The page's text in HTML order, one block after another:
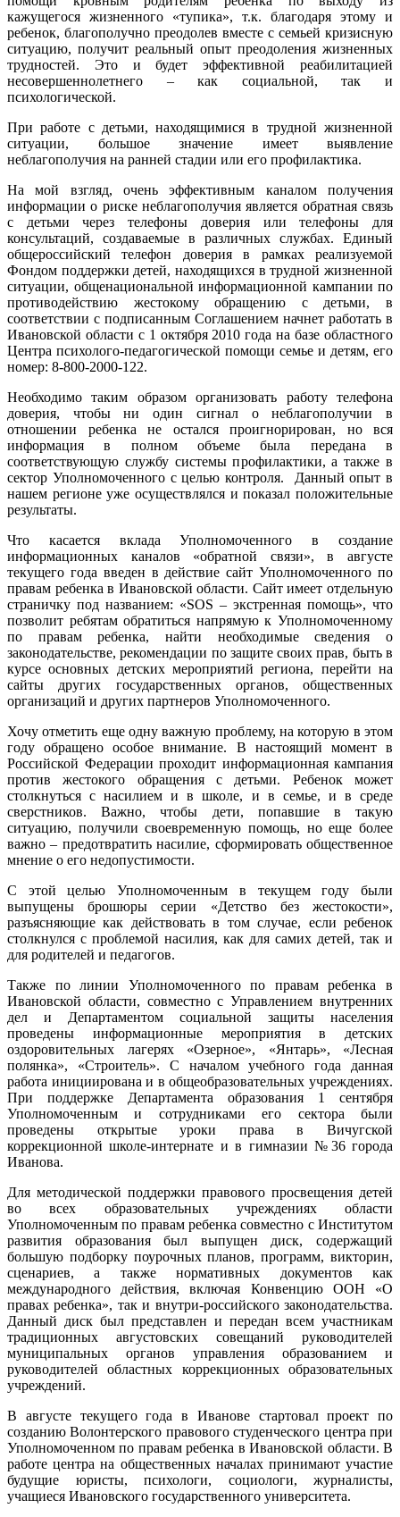
кажущегося жизненного «тупика», т.к. благодаря этому и
ребенок, благополучно преодолев вместе с семьей кризисную
ситуацию, получит реальный опыт преодоления жизненных
трудностей. Это и будет эффективной реабилитацией
несовершеннолетнего – как социальной, так и
психологической.
При работе с детьми, находящимися в трудной жизненной
ситуации, большое значение имеет выявление
неблагополучия на ранней стадии или его профилактика.
На мой взгляд, очень эффективным каналом получения
информации о риске неблагополучия является обратная связь
с детьми через телефоны доверия или телефоны для
консультаций, создаваемые в различных службах. Единый
общероссийский телефон доверия в рамках реализуемой
Фондом поддержки детей, находящихся в трудной жизненной
ситуации, общенациональной информационной кампании по
противодействию жестокому обращению с детьми, в
соответствии с подписанным Соглашением начнет работать в
Ивановской области с 1 октября 2010 года на базе областного
Центра психолого-педагогической помощи семье и детям, его
номер: 8-800-2000-122.
Необходимо таким образом организовать работу телефона
доверия, чтобы ни один сигнал о неблагополучии в
отношении ребенка не остался проигнорирован, но вся
информация в полном объеме была передана в
соответствующую службу системы профилактики, а также в
сектор Уполномоченного с целью контроля. Данный опыт в
нашем регионе уже осуществлялся и показал положительные
результаты.
Что касается вклада Уполномоченного в создание
информационных каналов «обратной связи», в августе
текущего года введен в действие сайт Уполномоченного по
правам ребенка в Ивановской области. Сайт имеет отдельную
страничку под названием: «SOS – экстренная помощь», что
позволит ребятам обратиться напрямую к Уполномоченному
по правам ребенка, найти необходимые сведения о
законодательстве, рекомендации по защите своих прав, быть в
курсе основных детских мероприятий региона, перейти на
сайты других государственных органов, общественных
организаций и других партнеров Уполномоченного.
Хочу отметить еще одну важную проблему, на которую в этом
году обращено особое внимание. В настоящий момент в
Российской Федерации проходит информационная кампания
против жестокого обращения с детьми. Ребенок может
столкнуться с насилием и в школе, и в семье, и в среде
сверстников. Важно, чтобы дети, попавшие в такую
ситуацию, получили своевременную помощь, но еще более
важно – предотвратить насилие, сформировать общественное
мнение о его недопустимости.
С этой целью Уполномоченным в текущем году были
выпущены брошюры серии «Детство без жестокости»,
разъясняющие как действовать в том случае, если ребенок
столкнулся с проблемой насилия, как для самих детей, так и
для родителей и педагогов.
Также по линии Уполномоченного по правам ребенка в
Ивановской области, совместно с Управлением внутренних
дел и Департаментом социальной защиты населения
проведены информационные мероприятия в детских
оздоровительных лагерях «Озерное», «Янтарь», «Лесная
полянка», «Строитель». С началом учебного года данная
работа инициирована и в общеобразовательных учреждениях.
При поддержке Департамента образования 1 сентября
Уполномоченным и сотрудниками его сектора были
проведены открытые уроки права в Вичугской
коррекционной школе-интернате и в гимназии №36 города
Иванова.
Для методической поддержки правового просвещения детей
во всех образовательных учреждениях области
Уполномоченным по правам ребенка совместно с Институтом
развития образования был выпущен диск, содержащий
большую подборку поурочных планов, программ, викторин,
сценариев, а также нормативных документов как
международного действия, включая Конвенцию ООН «О
правах ребенка», так и внутри-российского законодательства.
Данный диск был представлен и передан всем участникам
традиционных августовских совещаний руководителей
муниципальных органов управления образованием и
руководителей областных коррекционных образовательных
учреждений.
В августе текущего года в Иванове стартовал проект по
созданию Волонтерского правового студенческого центра при
Уполномоченном по правам ребенка в Ивановской области. В
работе центра на общественных началах принимают участие
будущие юристы, психологи, социологи, журналисты,
учащиеся Ивановского государственного университета.